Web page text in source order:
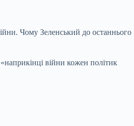
Чому Зеленський до останнього
війни кожен політик